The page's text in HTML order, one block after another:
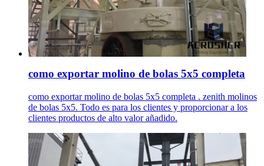
como exportar molino de bolas 5x5 completa
como exportar molino de bolas 5x5 completa . zenith molinos
de bolas 5x5. Todo es para los clientes y proporcionar a los
clientes productos de alto valor añadido.